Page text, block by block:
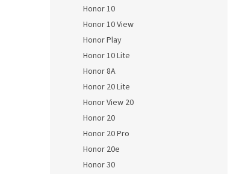
Honor 10
Honor 10 View
Honor Play
Honor 10 Lite
Honor 8A
Honor 20 Lite
Honor View 20
Honor 20
Honor 20 Pro
Honor 20e
Honor 30